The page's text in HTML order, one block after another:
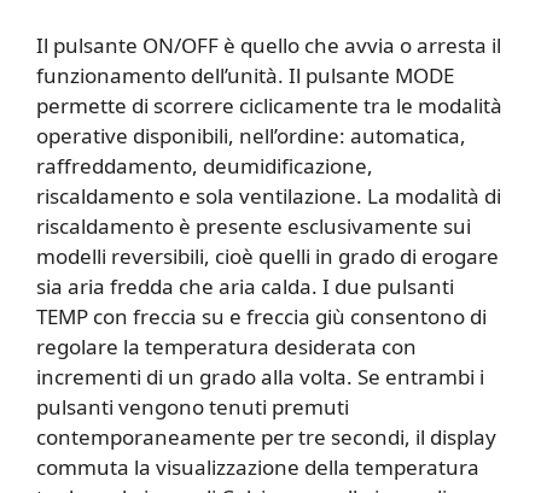
Il pulsante ON/OFF è quello che avvia o arresta il
funzionamento dell’unità. Il pulsante MODE
permette di scorrere ciclicamente tra le modalità
operative disponibili, nell’ordine: automatica,
raffreddamento, deumidificazione,
riscaldamento e sola ventilazione. La modalità di
riscaldamento è presente esclusivamente sui
modelli reversibili, cioè quelli in grado di erogare
sia aria fredda che aria calda. I due pulsanti
TEMP con freccia su e freccia giù consentono di
regolare la temperatura desiderata con
incrementi di un grado alla volta. Se entrambi i
pulsanti vengono tenuti premuti
contemporaneamente per tre secondi, il display
commuta la visualizzazione della temperatura